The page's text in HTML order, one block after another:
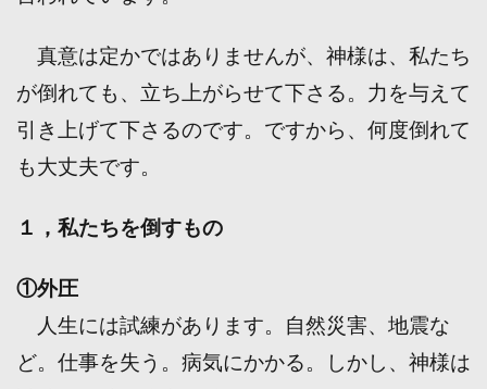
真意は定かではありませんが、神様は、私たち
が倒れても、立ち上がらせて下さる。力を与えて
引き上げて下さるのです。ですから、何度倒れて
も大丈夫です。
１，私たちを倒すもの
①外圧
人生には試練があります。自然災害、地震な
ど。仕事を失う。病気にかかる。しかし、神様は